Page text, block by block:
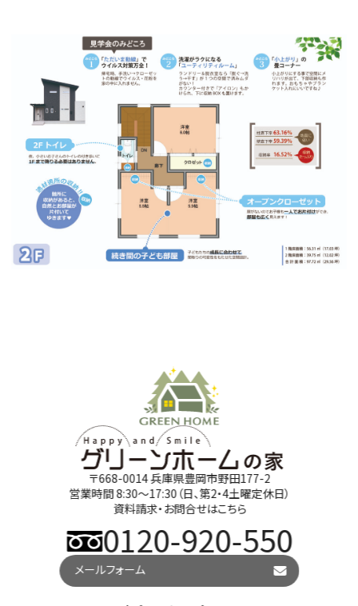
〒668-0014 兵庫県豊岡市野田177-2
営業時間 8:30～17:30（日、第2・4土曜定休日）
資料請求・お問合せはこちら
0120-920-550
メールフォーム